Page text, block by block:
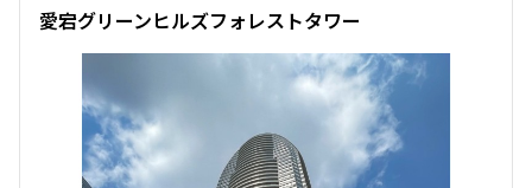
4.0ヶ月 無
お問合せ
愛宕グリーンヒルズフォレストタワー